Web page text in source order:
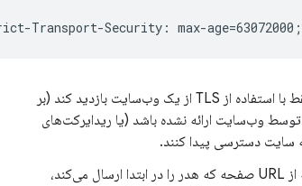
مدت زمانی را که مرورگر کاربر مجبور است فقط با استفاده از TLS از یک وب‌سایت بازدید کند (بر
حسب ثانیه) مشخص می‌کند. پس از گذشت زمان، اگر هیچ هدر HSTS توسط وب‌سایت ارائه نشده باشد (یا ریدایرکت‌های
هدر را روی هر زیردامنه از URL صفحه که هدر را در ابتدا ارسال می‌کند،